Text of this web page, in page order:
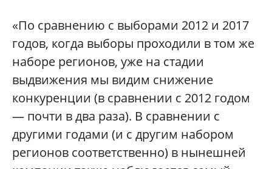
«По сравнению с выборами 2012 и 2017
годов, когда выборы проходили в том же
наборе регионов, уже на стадии
выдвижения мы видим снижение
конкуренции (в сравнении с 2012 годом
— почти в два раза). В сравнении с
другими годами (и с другим набором
регионов соответственно) в нынешней